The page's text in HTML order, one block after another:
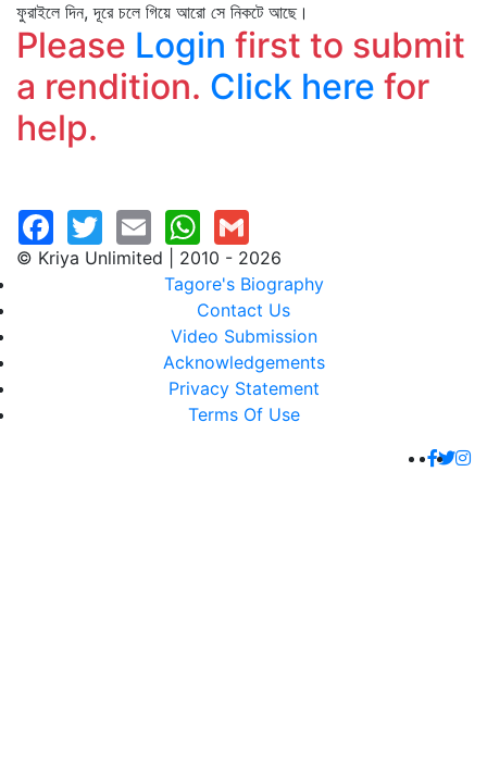
ফুরাইলে দিন, দূরে চলে গিয়ে আরো সে নিকটে আছে।
Please Login first to submit
a rendition. Click here for
help.
© Kriya Unlimited | 2010 - 2026
Tagore's Biography
Contact Us
Video Submission
Acknowledgements
Privacy Statement
Terms Of Use